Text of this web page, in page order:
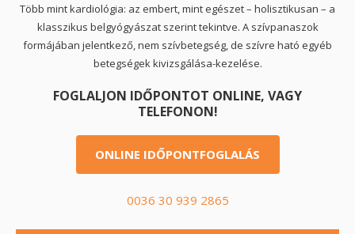
Több mint kardiológia: az embert, mint egészet – holisztikusan – a
klasszikus belgyógyászat szerint tekintve. A szívpanaszok
formájában jelentkező, nem szívbetegség, de szívre ható egyéb
betegségek kivizsgálása-kezelése.
FOGLALJON IDŐPONTOT ONLINE, VAGY
TELEFONON!
ONLINE IDŐPONTFOGLALÁS
0036 30 939 2865